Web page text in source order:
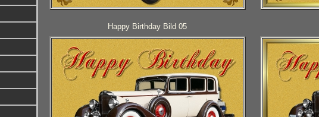
Happy Birthday Bild 05